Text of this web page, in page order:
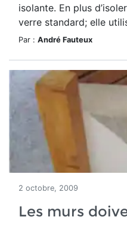
isolante. En plus
verre standard; elle
Par : André Fauteux
2 octobre, 2009
Les murs